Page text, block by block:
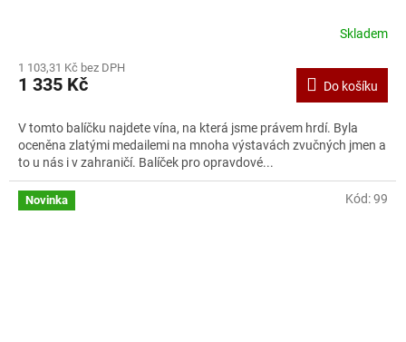
Skladem
1 103,31 Kč bez DPH
1 335 Kč Do košíku
V tomto balíčku najdete vína, na která jsme právem hrdí. Byla
oceněna zlatými medailemi na mnoha výstavách zvučných jmen a
to u nás i v zahraničí. Balíček pro opravdové...
Novinka Kód:99